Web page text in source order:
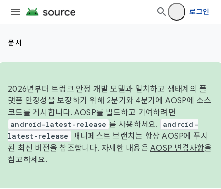
로그인
문서
2026년부터 트렁크 안정 개발 모델과 일치하고 생태계의 플
랫폼 안정성을 보장하기 위해 2분기와 4분기에 AOSP에 소스
코드를 게시합니다. AOSP를 빌드하고 기여하려면
android-latest-release 를 사용하세요.
android-
latest-release
매니페스트 브랜치는 항상 AOSP에 푸시
된 최신 버전을 참조합니다. 자세한 내용은 AOSP 변경사항을
참고하세요.